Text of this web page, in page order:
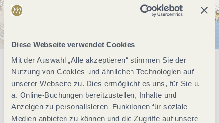
Diese Webseite verwendet Cookies
Mit der Auswahl „Alle akzeptieren“ stimmen Sie der
Nutzung von Cookies und ähnlichen Technologien auf
unserer Webseite zu. Dies ermöglicht es uns, für Sie u.
a. Online-Buchungen bereitzustellen, Inhalte und
Anzeigen zu personalisieren, Funktionen für soziale
Medien anbieten zu können und die Zugriffe auf unsere
Allgemeine Informationen
Öffnungszeiten